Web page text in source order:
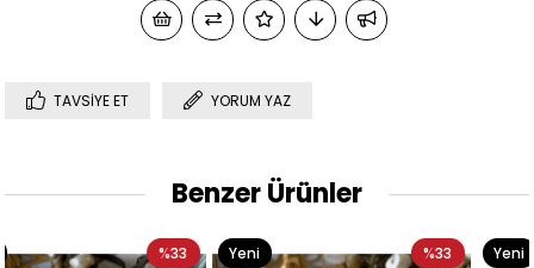
TAVSIYE ET YORUM YAZ
Benzer Ürünler
%33
Yeni
%33
Yeni